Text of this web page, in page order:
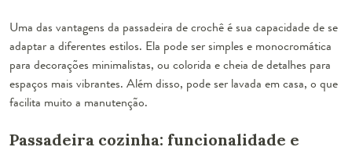
Uma das vantagens da passadeira de crochê é sua capacidade de se
adaptar a diferentes estilos. Ela pode ser simples e monocromática
para decorações minimalistas, ou colorida e cheia de detalhes para
espaços mais vibrantes. Além disso, pode ser lavada em casa, o que
facilita muito a manutenção.
Passadeira cozinha: funcionalidade e